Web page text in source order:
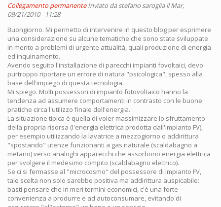
Collegamento permanente Inviato da stefano sarogliail Mar,
09/21/2010 - 11:28
Buongiorno. Mi permetto di intervenire in questo blog per esprimere
una considerazione su alcune tematiche che sono state sviluppate
in merito a problemi di urgente attualità, quali produzione di energia
ed inquinamento.
Avendo seguito l'installazione di parecchi impianti fovoltaici, devo
purtroppo riportare un errore di natura "psicologica", spesso alla
base dell'impiego di questa tecnologia.
Mi spiego. Molti possessori di impianto fotovoltaico hanno la
tendenza ad assumere comportamenti in contrasto con le buone
pratiche circa l'utilizzo finale dell'energia.
La situazione tipica è quella di voler massimizzare lo sfruttamento
della propria risorsa (l'energia elettrica prodotta dall'impianto FV),
per esempio utilizzando la lavatrice a mezzogiorno o addirittura
"spostando" utenze funzionanti a gas naturale (scaldabagno a
metano) verso analoghi apparecchi che assorbono energia elettrica
per svolgere il medesimo compito (scaldabagno elettrico).
Se ci si fermasse al "microcosmo" del possessore di impianto FV,
tale scelta non solo sarebbe positiva ma addirittura auspicabile:
basti pensare che in meri termini economici, c'è una forte
convenienza a produrre e ad autoconsumare, evitando di